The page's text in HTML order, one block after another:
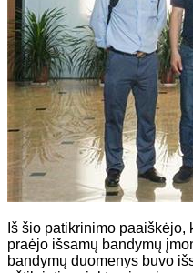
Iš šio patikrinimo
praėjo išsamų bandymų
bandymų duomenys buvo